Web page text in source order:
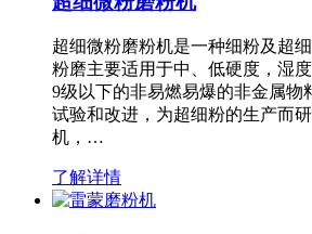
超细微粉磨粉机是一种细粉及超
粉磨主要适用于中、低硬度，湿
9级以下的非易燃易爆的非金属物
试验和改进，为超细粉的生产而
机，…
了解详情